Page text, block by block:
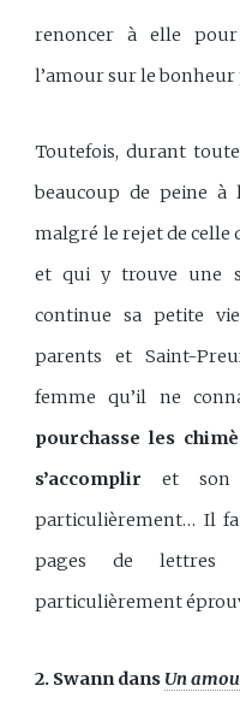
renoncer à elle
l’amour sur le bonheur
Toutefois, durant
beaucoup de peine à
malgré le rejet de celle
et qui y trouve une
continue sa petite
parents et Saint-
femme qu’il ne
pourchasse les
s’accomplir et son
particulièrement… Il
pages de lettres
particulièrement
2. Swann dans Un